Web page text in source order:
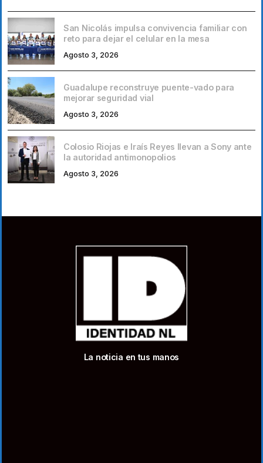
San Nicolás impulsa convivencia familiar con
reto para dejar el celular en la mesa
Agosto 3, 2026
Guadalupe reconstruye puente-vado para
mejorar seguridad vial
Agosto 3, 2026
Colosio Riojas e Iraís Reyes llevan a Sony ante
la autoridad antimonopolios
Agosto 3, 2026
La noticia en tus manos